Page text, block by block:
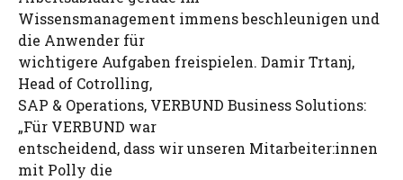
Wissensmanagement immens beschleunigen und
die Anwender für
wichtigere Aufgaben freispielen. Damir Trtanj,
Head of Cotrolling,
SAP & Operations, VERBUND Business Solutions:
„Für VERBUND war
entscheidend, dass wir unseren Mitarbeiter:innen
mit Polly die